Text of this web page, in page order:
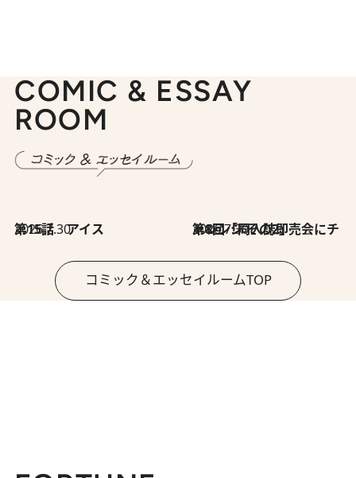
COMIC & ESSAY
ROOM
2026.7.30
第15話 アイス 2026.7.30
第8回「同人誌即売会にチャレンジ その2」
コミック＆エッセイルームTOP